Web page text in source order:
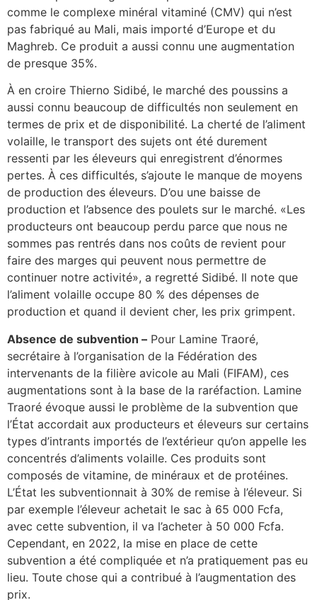
comme le complexe minéral vitaminé (CMV) qui n’est
pas fabriqué au Mali, mais importé d’Europe et du
Maghreb. Ce produit a aussi connu une augmentation
de presque 35%.
À en croire Thierno Sidibé, le marché des poussins a
aussi connu beaucoup de difficultés non seulement en
termes de prix et de disponibilité. La cherté de l’aliment
volaille, le transport des sujets ont été durement
ressenti par les éleveurs qui enregistrent d’énormes
pertes. À ces difficultés, s’ajoute le manque de moyens
de production des éleveurs. D’ou une baisse de
production et l’absence des poulets sur le marché. «Les
producteurs ont beaucoup perdu parce que nous ne
sommes pas rentrés dans nos coûts de revient pour
faire des marges qui peuvent nous permettre de
continuer notre activité», a regretté Sidibé. Il note que
l’aliment volaille occupe 80 % des dépenses de
production et quand il devient cher, les prix grimpent.
Absence de subvention – Pour Lamine Traoré,
secrétaire à l’organisation de la Fédération des
intervenants de la filière avicole au Mali (FIFAM), ces
augmentations sont à la base de la raréfaction. Lamine
Traoré évoque aussi le problème de la subvention que
l’État accordait aux producteurs et éleveurs sur certains
types d’intrants importés de l’extérieur qu’on appelle les
concentrés d’aliments volaille. Ces produits sont
composés de vitamine, de minéraux et de protéines.
L’État les subventionnait à 30% de remise à l’éleveur. Si
par exemple l’éleveur achetait le sac à 65 000 Fcfa,
avec cette subvention, il va l’acheter à 50 000 Fcfa.
Cependant, en 2022, la mise en place de cette
subvention a été compliquée et n’a pratiquement pas eu
lieu. Toute chose qui a contribué à l’augmentation des
prix.